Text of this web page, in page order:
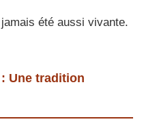
été aussi vivante.
Une tradition